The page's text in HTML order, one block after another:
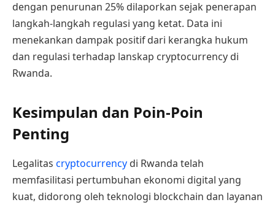
dengan penurunan 25% dilaporkan sejak penerapan
langkah-langkah regulasi yang ketat. Data ini
menekankan dampak positif dari kerangka hukum
dan regulasi terhadap lanskap cryptocurrency di
Rwanda.
Kesimpulan dan Poin-Poin
Penting
Legalitas cryptocurrency di Rwanda telah
memfasilitasi pertumbuhan ekonomi digital yang
kuat, didorong oleh teknologi blockchain dan layanan